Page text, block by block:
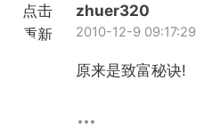
点击
重新
zhuer320
2010-12-9 09:17:29
原来是致富秘诀!